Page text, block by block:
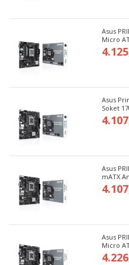
Asus
Micro
Asus
Soket
Asus
mATX
Asus
Micro